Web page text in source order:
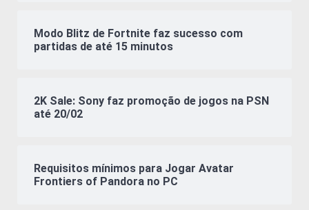
Modo Blitz de Fortnite faz sucesso com
partidas de até 15 minutos
2K Sale: Sony faz promoção de jogos na PSN
até 20/02
Requisitos mínimos para Jogar Avatar
Frontiers of Pandora no PC